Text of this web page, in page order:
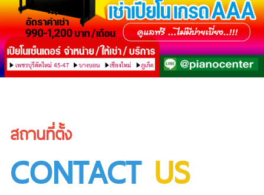
สถานที่ตั้ง
CONTACT US